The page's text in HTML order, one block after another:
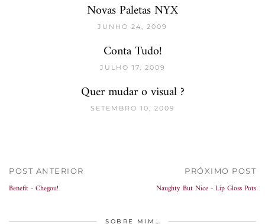
Novas Paletas NYX
JUNHO 24, 2009
Conta Tudo!
JULHO 17, 2009
Quer mudar o visual ?
SETEMBRO 10, 2009
POST ANTERIOR
Benefit - Chegou!
PRÓXIMO POST
Naughty But Nice - Lip Gloss Pots
SOBRE MIM…